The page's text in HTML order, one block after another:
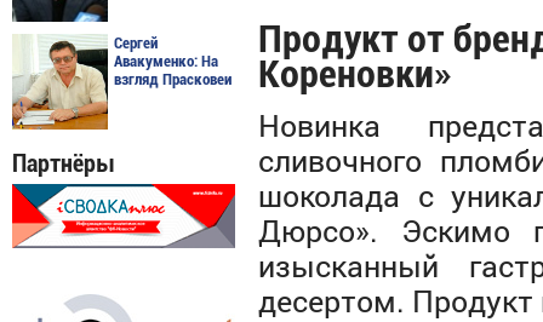
Сергей
Авакуменко: На
взгляд Прасковеи
Партнёры
Продукт от
Кореновки»
Новинка
сливочного
шоколада с
Дюрсо». Эскимо
изысканный
десертом. Продукт